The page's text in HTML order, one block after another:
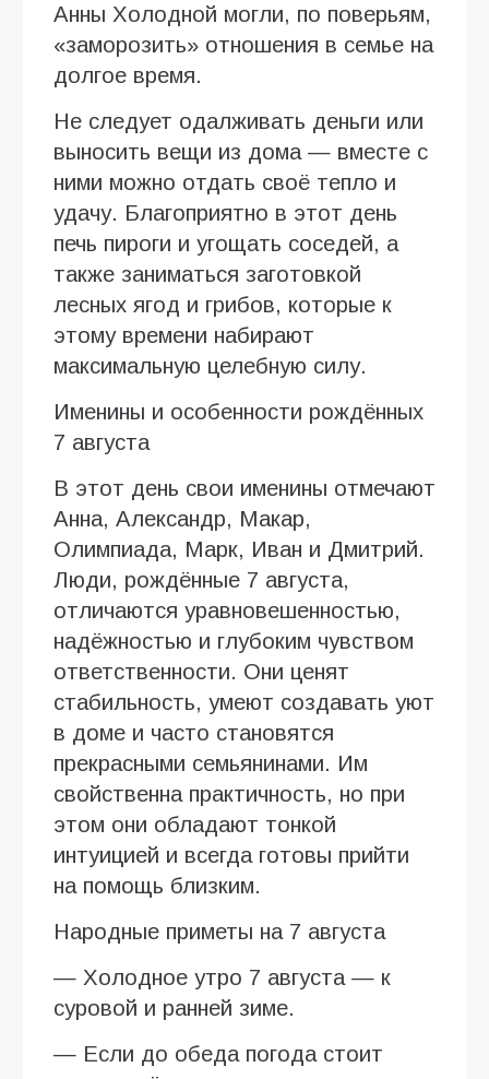
Анны Холодной могли, по поверьям,
«заморозить» отношения в семье на
долгое время.
Не следует одалживать деньги или
выносить вещи из дома — вместе с
ними можно отдать своё тепло и
удачу. Благоприятно в этот день
печь пироги и угощать соседей, а
также заниматься заготовкой
лесных ягод и грибов, которые к
этому времени набирают
максимальную целебную силу.
Именины и особенности рождённых
7 августа
В этот день свои именины отмечают
Анна, Александр, Макар,
Олимпиада, Марк, Иван и Дмитрий.
Люди, рождённые 7 августа,
отличаются уравновешенностью,
надёжностью и глубоким чувством
ответственности. Они ценят
стабильность, умеют создавать уют
в доме и часто становятся
прекрасными семьянинами. Им
свойственна практичность, но при
этом они обладают тонкой
интуицией и всегда готовы прийти
на помощь близким.
Народные приметы на 7 августа
— Холодное утро 7 августа — к
суровой и ранней зиме.
— Если до обеда погода стоит